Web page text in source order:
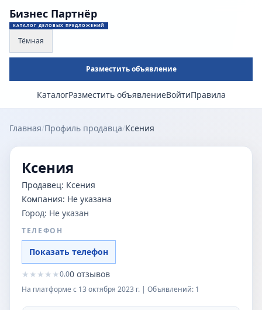
Бизнес Партнёр
КАТАЛОГ ДЕЛОВЫХ ПРЕДЛОЖЕНИЙ
Тёмная
Разместить объявление
КаталогРазместить объявлениеВойтиПравила
Главная/Профиль продавца/Ксения
Ксения
Продавец: Ксения
Компания: Не указана
Город: Не указан
ТЕЛЕФОН
Показать телефон
★ ★ ★ ★ ★0.00 отзывов
На платформе с 13 октября 2023 г. | Объявлений: 1